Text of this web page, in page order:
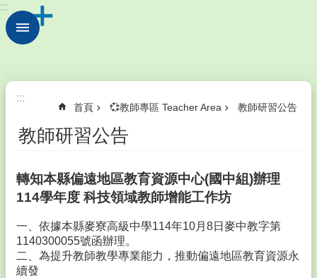
跳到主要內容區塊
進
💖
識
鎮
💫
處
室
Division
:::
:::
首頁 💞教師專區 Teacher Area 教師研習公告
教師研習公告
轉知本縣偏遠地區教育資源中心(國中組)辦理
114學年度 科技領域教師增能工作坊
一、依據本縣麥寮高級中學114年10月8日麥中教字第
1140300055號函辦理。
二、為提升教師教學專業能力，推動偏遠地區教育資源永
續發